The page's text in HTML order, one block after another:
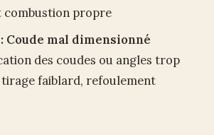
combustion propre
Coude mal dimensionné
des coudes ou angles trop
faiblard, refoulement